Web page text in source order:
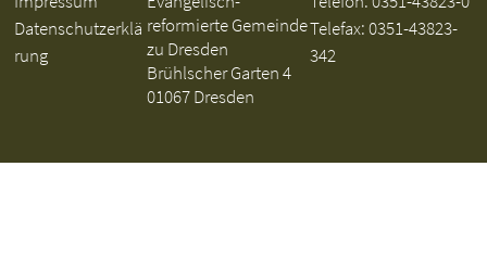
Datenschutzerklä
rung
reformierte Gemeinde
zu Dresden
Brühlscher Garten 4
01067 Dresden
Telefax: 0351-43823-
342